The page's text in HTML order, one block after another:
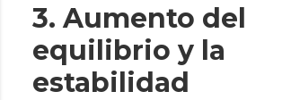
3. Aumento del
equilibrio y la
estabilidad